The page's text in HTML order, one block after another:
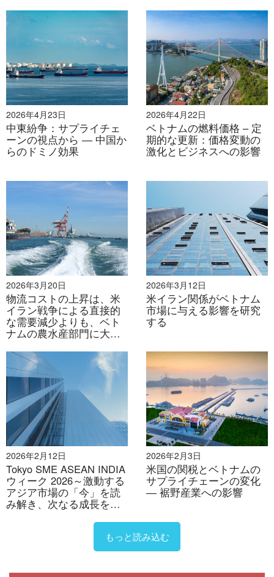
将来の見通し
ASEANは2025年までに統合された経済共同体を目指し
ており、非関税障壁（NTB）の解決は、この地域の潜在
能力を最大限に引き出すための重要なステップです。
B&Companyは、企業、特に中小企業と外国投資家が政
策面と実務面の両方の課題を乗り越えられるよう、知見
を提供し、支援することに引き続き尽力していきます。
洞察、または協力の機会については、関係者は
* この記事の情報を引用する場合は、著作権を尊重する
ため、出典と元の記事へのリンクを明記してくださ
い。.
B&カンパニー
2008年よりベトナムで市場調査を専門とする初の日本
企業として、業界レポート、業界インタビュー、消費
者調査、ビジネスマッチングなど、幅広いサービスを
提供しています。さらに、ベトナム国内の90万社以上
の企業を網羅したデータベースを構築し、パートナー
企業の探索や市場分析にご活用いただけるようになり
ました。.
ご不明な点がございましたら、お気軽にお問い合わせ
ください。.
info@b-company.jp+ (84) 28 3910 3913
2026年4月23日
中東紛争：サプライチェ
ーンの視点から ― 中国か
らのドミノ効果
2026年4月22日
ベトナムの燃料価格 – 定
期的な更新：価格変動の
激化とビジネスへの影響
2026年3月20日
物流コストの上昇は、米
イラン戦争による直接的
な需要減少よりも、ベト
ナムの農水産部門に大き
ある。
2026年3月12日
米イラン関係がベトナム
市場に与える影響を研究
する
2026年2月12日
Tokyo SME ASEAN INDIA
ウィーク 2026～激動する
アジア市場の「今」を読
み解き、次なる成長を掴
2026年2月3日
米国の関税とベトナムの
サプライチェーンの変化
― 裾野産業への影響
もっと読み込む